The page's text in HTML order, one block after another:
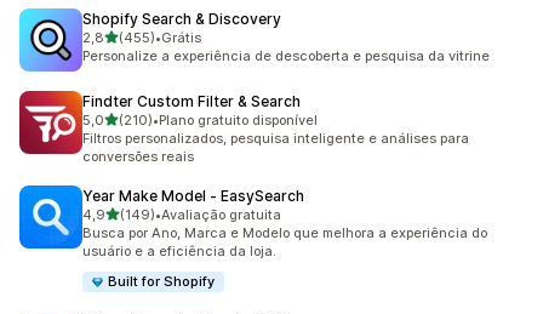
Shopify Search & Discovery
2,8de 5 estrelas
(455)
455 avaliações ao todo
•Grátis
Personalize a experiência de descoberta e pesquisa da vitrine
Findter Custom Filter & Search
5,0de 5 estrelas
(210)
210 avaliações ao todo
•Plano gratuito disponível
Filtros personalizados, pesquisa inteligente e análises para
conversões reais
Year Make Model ‑ EasySearch
4,9de 5 estrelas
(149)
149 avaliações ao todo
•Avaliação gratuita
Busca por Ano, Marca e Modelo que melhora a experiência do
usuário e a eficiência da loja.
Built for Shopify